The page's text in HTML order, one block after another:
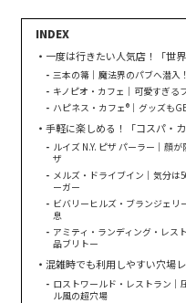
一度は行きたい人気店！「世
三本の箒｜魔法界のパブへ潜入
キノピオ・カフェ｜可愛すぎる
ハピネス・カフェ®｜グッズも
手軽に楽しめる！「コスパ・
ルイズ N.Y. ピザ パーラー｜顔
ザ
メルズ・ドライブイン｜気分は
ーガー
ビバリーヒルズ・ブランジェリ
息
アミティ・ランディング・レス
品ブリトー
混雑時でも利用しやすい穴場
ロストワールド・レストラン｜
ル風の超穴場